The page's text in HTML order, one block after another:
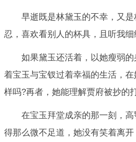
早逝既是林黛玉的不幸，又
忍，喜欢看别人的杯具，且听我细
如果黛玉还活着，以她瘦弱
着宝玉与宝钗过着幸福的生活，
样吗?再者，她能理解贾府被抄的
在宝玉拜堂成亲的那一刻，
得那么微不足道，她没有笑着离